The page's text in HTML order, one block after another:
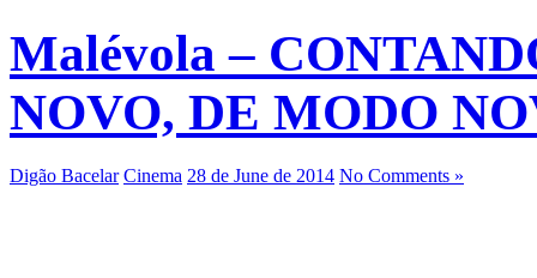
Malévola –
NOVO, DE MODO
Digão Bacelar Cinema 28 de June de 2014 No Comments »